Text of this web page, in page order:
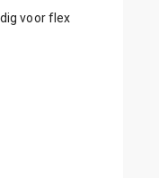
voor flex